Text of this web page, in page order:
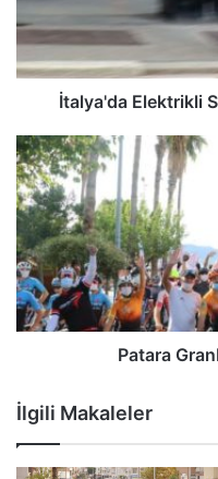
İtalya'da Elektrikli
Patara
İlgili Makaleler